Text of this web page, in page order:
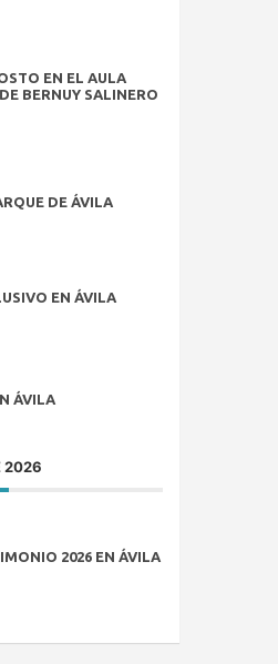
EN EL AULA
BERNUY SALINERO
DE ÁVILA
EN ÁVILA
ÁVILA
2026
2026 EN ÁVILA